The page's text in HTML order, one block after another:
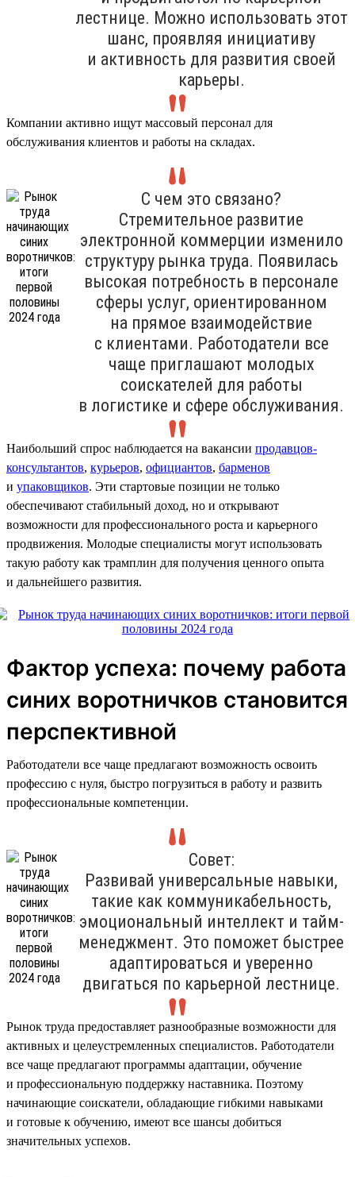
лестнице. Можно использовать этот
шанс, проявляя инициативу
и активность для развития своей
карьеры.
Компании активно ищут массовый персонал для
обслуживания клиентов и работы на складах.
С чем это связано?
Стремительное развитие
электронной коммерции изменило
структуру рынка труда. Появилась
высокая потребность в персонале
сферы услуг, ориентированном
на прямое взаимодействие
с клиентами. Работодатели все
чаще приглашают молодых
соискателей для работы
в логистике и сфере обслуживания.
Наибольший спрос наблюдается на вакансии продавцов-
консультантов, курьеров, официантов, барменов
и упаковщиков. Эти стартовые позиции не только
обеспечивают стабильный доход, но и открывают
возможности для профессионального роста и карьерного
продвижения. Молодые специалисты могут использовать
такую работу как трамплин для получения ценного опыта
и дальнейшего развития.
Фактор успеха: почему работа
синих воротничков становится
перспективной
Работодатели все чаще предлагают возможность освоить
профессию с нуля, быстро погрузиться в работу и развить
профессиональные компетенции.
Совет:
Развивай универсальные навыки,
такие как коммуникабельность,
эмоциональный интеллект и тайм-
менеджмент. Это поможет быстрее
адаптироваться и уверенно
двигаться по карьерной лестнице.
Рынок труда предоставляет разнообразные возможности для
активных и целеустремленных специалистов. Работодатели
все чаще предлагают программы адаптации, обучение
и профессиональную поддержку наставника. Поэтому
начинающие соискатели, обладающие гибкими навыками
и готовые к обучению, имеют все шансы добиться
значительных успехов.